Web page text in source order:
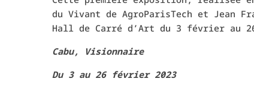
du Vivant de AgroParisTech et Jean
Hall de Carré d’Art du 3 février au
Cabu, Visionnaire
Du 3 au 26 février 2023